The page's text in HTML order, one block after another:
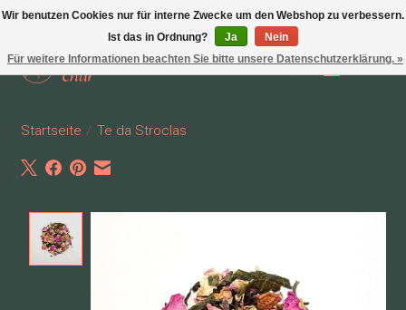
Wunschzettel
Ihr
Startseite / Te da Stroclas
Wir benutzen Cookies nur für interne Zwecke um den Webshop zu verbessern.
Ist das in Ordnung?
Ja
Nein
Für weitere Informationen beachten Sie bitte unsere Datenschutzerklärung. »